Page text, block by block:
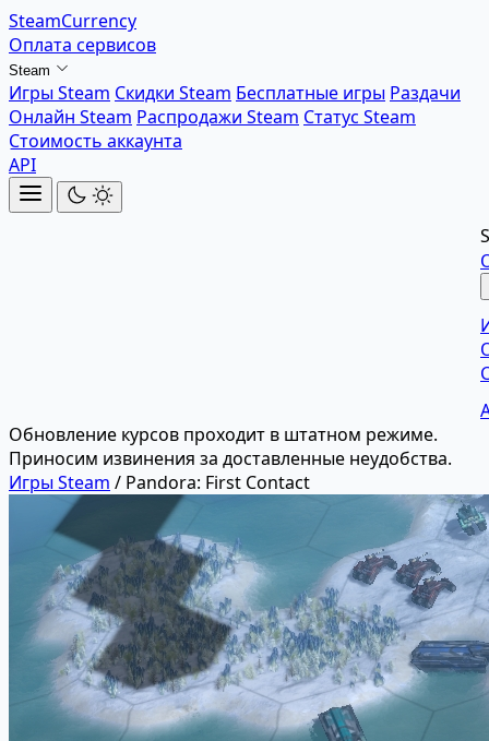
SteamCurrency
Оплата сервисов
Steam
Игры Steam Скидки Steam Бесплатные игры Раздачи
Онлайн Steam Распродажи Steam Статус Steam
Стоимость аккаунта
API
Обновление курсов проходит в штатном режиме.
Приносим извинения за доставленные неудобства.
Игры Steam / Pandora: First Contact